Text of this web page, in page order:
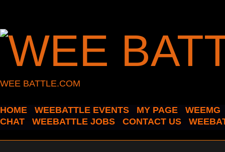
WEE BATTLE.COM
HOME WEEBATTLE EVENTS MY PAGE
WEEMG
CHAT
WEEBATTLE JOBS CONTACT US